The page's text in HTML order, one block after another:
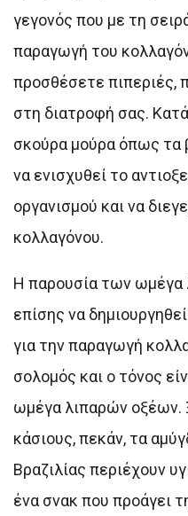
γεγονός που με τη
παραγωγή του
προσθέσετε πιπεριές,
στη διατροφή σας.
σκούρα μούρα όπως τα
να ενισχυθεί το
οργανισμού και να
κολλαγόνου.
Η παρουσία των ωμέγα
επίσης να
για την παραγωγή
σολομός και ο τόνος
ωμέγα λιπαρών οξέων.
κάσιους, πεκάν, τα
Βραζιλίας περιέχουν
ένα σνακ που προάγει